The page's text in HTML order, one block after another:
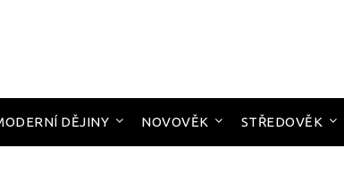
DĚJINY NOVOVĚK STŘEDOVĚK